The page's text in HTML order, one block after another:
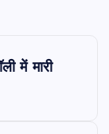
में मारी